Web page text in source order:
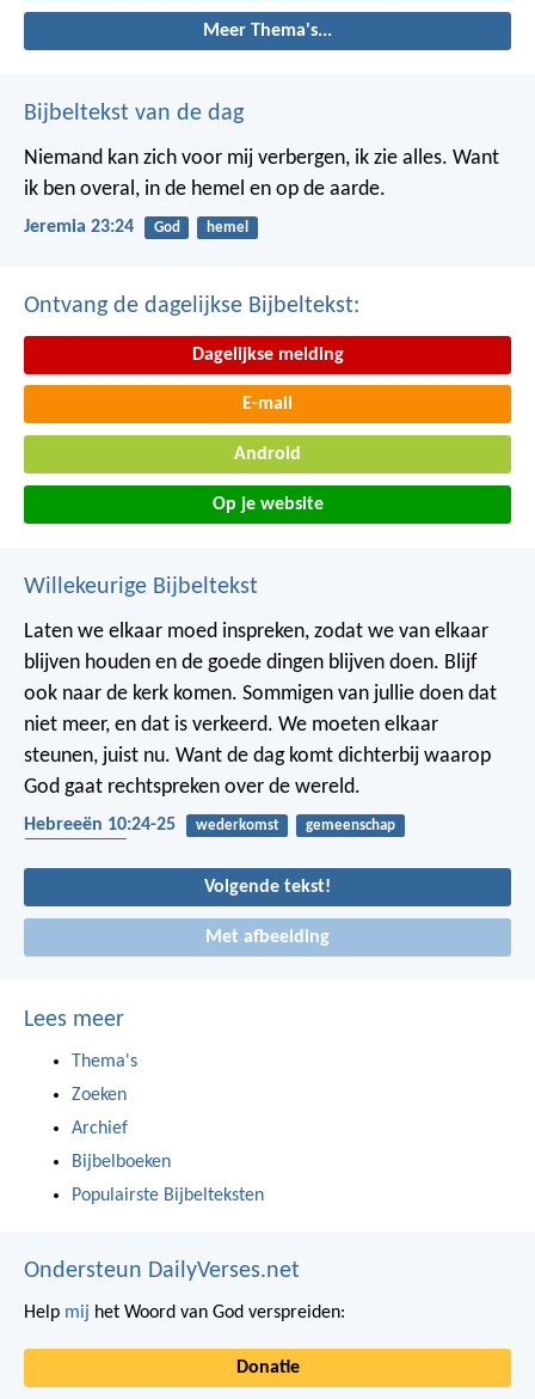
Meer Thema's...
Bijbeltekst van de dag
Niemand kan zich voor mij verbergen, ik zie alles. Want
ik ben overal, in de hemel en op de aarde.
Jeremia 23:24 God hemel
Ontvang de dagelijkse Bijbeltekst:
Dagelijkse melding
E-mail
Android
Op je website
Willekeurige Bijbeltekst
Laten we elkaar moed inspreken, zodat we van elkaar
blijven houden en de goede dingen blijven doen. Blijf
ook naar de kerk komen. Sommigen van jullie doen dat
niet meer, en dat is verkeerd. We moeten elkaar
steunen, juist nu. Want de dag komt dichterbij waarop
God gaat rechtspreken over de wereld.
Hebreeën 10:24-25 wederkomst
gemeenschap
Volgende tekst!
Met afbeelding
Lees meer
Thema's
Zoeken
Archief
Bijbelboeken
Populairste Bijbelteksten
Ondersteun DailyVerses.net
Help mij het Woord van God verspreiden:
Donatie